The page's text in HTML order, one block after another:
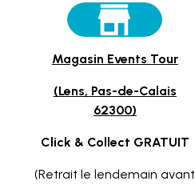
Magasin Events Tour
(Lens, Pas-de-Calais
62300)
Click & Collect GRATUIT
(Retrait le lendemain avant